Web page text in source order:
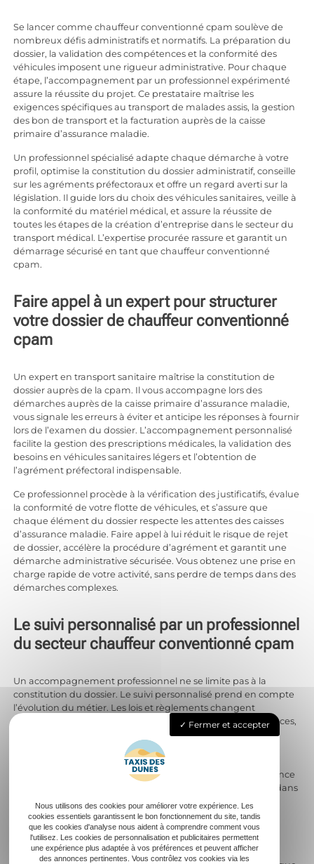
Se lancer comme chauffeur conventionné cpam soulève de
nombreux défis administratifs et normatifs. La préparation du
dossier, la validation des compétences et la conformité des
véhicules imposent une rigueur administrative. Pour chaque
étape, l’accompagnement par un professionnel expérimenté
assure la réussite du projet. Ce prestataire maîtrise les
exigences spécifiques au transport de malades assis, la gestion
des bon de transport et la facturation auprès de la caisse
primaire d’assurance maladie.
Un professionnel spécialisé adapte chaque démarche à votre
profil, optimise la constitution du dossier administratif, conseille
sur les agréments préfectoraux et offre un regard averti sur la
législation. Il guide lors du choix des véhicules sanitaires, veille à
la conformité du matériel médical, et assure la réussite de
toutes les étapes de la création d’entreprise dans le secteur du
transport médical. L’expertise procurée rassure et garantit un
démarrage sécurisé en tant que chauffeur conventionné
cpam.
Faire appel à un expert pour structurer
votre dossier de chauffeur conventionné
cpam
Un expert en transport sanitaire maîtrise la constitution de
dossier auprès de la cpam. Il vous accompagne lors des
démarches auprès de la caisse primaire d’assurance maladie,
vous signale les erreurs à éviter et anticipe les réponses à fournir
lors de l’examen du dossier. L’accompagnement personnalisé
facilite la gestion des prescriptions médicales, la validation des
besoins en véhicules sanitaires légers et l’obtention de
l’agrément préfectoral indispensable.
Ce professionnel procède à la vérification des justificatifs, évalue
la conformité de votre flotte de véhicules, et s’assure que
chaque élément du dossier respecte les attentes des caisses
d’assurance maladie. Faire appel à lui réduit le risque de rejet
de dossier, accélère la procédure d’agrément et garantit une
démarche administrative sécurisée. Vous obtenez une prise en
charge rapide de votre activité, sans perdre de temps dans des
démarches complexes.
Le suivi personnalisé par un professionnel
du secteur chauffeur conventionné cpam
Un accompagnement professionnel ne se limite pas à la
constitution du dossier. Le suivi personnalisé prend en compte
l’évolution du métier. Les lois et règlements changent
régulièrement et un professionnel actualise vos connaissances,
vous informe sur les nouveaux textes liés aux transports de
malades assis, à la sécurité sociale ou aux prestations des
organismes d’assurance maladie. Vous bénéficiez d’un
interlocuteur réactif en cas de contrôle de la caisse d’assurance
maladie ou de la préfecture, ce qui renforce votre sérénité dans
l’exercice de la profession.
Le suivi inclut également des conseils sur les équipements
obligatoires, la mise à jour des attestations, et
l’accompagnement lors de l’achat de nouveaux véhicules
Fermer et accepter
Nous utilisons des cookies pour améliorer votre expérience. Les
cookies essentiels garantissent le bon fonctionnement du site, tandis
que les cookies d'analyse nous aident à comprendre comment vous
l'utilisez. Les cookies de personnalisation et publicitaires permettent
une expérience plus adaptée à vos préférences et peuvent afficher
des annonces pertinentes. Vous contrôlez vos cookies via les